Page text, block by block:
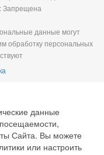
Запрещена
данные могут
обработку персональных
данные
Сайта. Вы можете
или настроить